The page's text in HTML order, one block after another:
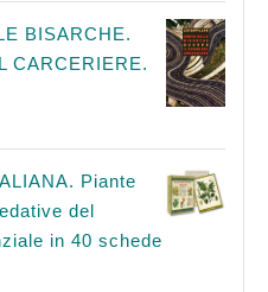
BISARCHE.
CARCERIERE.
Piante
del
in 40 schede